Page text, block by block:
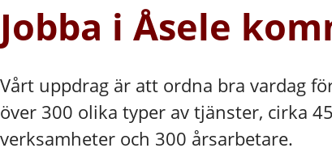
Jobba i Åsele
Vårt uppdrag är att ordna bra vardag
över 300 olika typer av tjänster, cirka
verksamheter och 300 årsarbetare.